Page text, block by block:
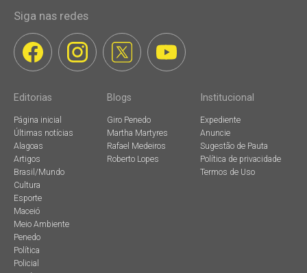
Siga nas redes
Editorias
Página inicial
Últimas notícias
Alagoas
Artigos
Brasil/Mundo
Cultura
Esporte
Maceió
Meio Ambiente
Penedo
Política
Policial
Blogs
Giro Penedo
Martha Martyres
Rafael Medeiros
Roberto Lopes
Institucional
Expediente
Anuncie
Sugestão de Pauta
Política de privacidade
Termos de Uso